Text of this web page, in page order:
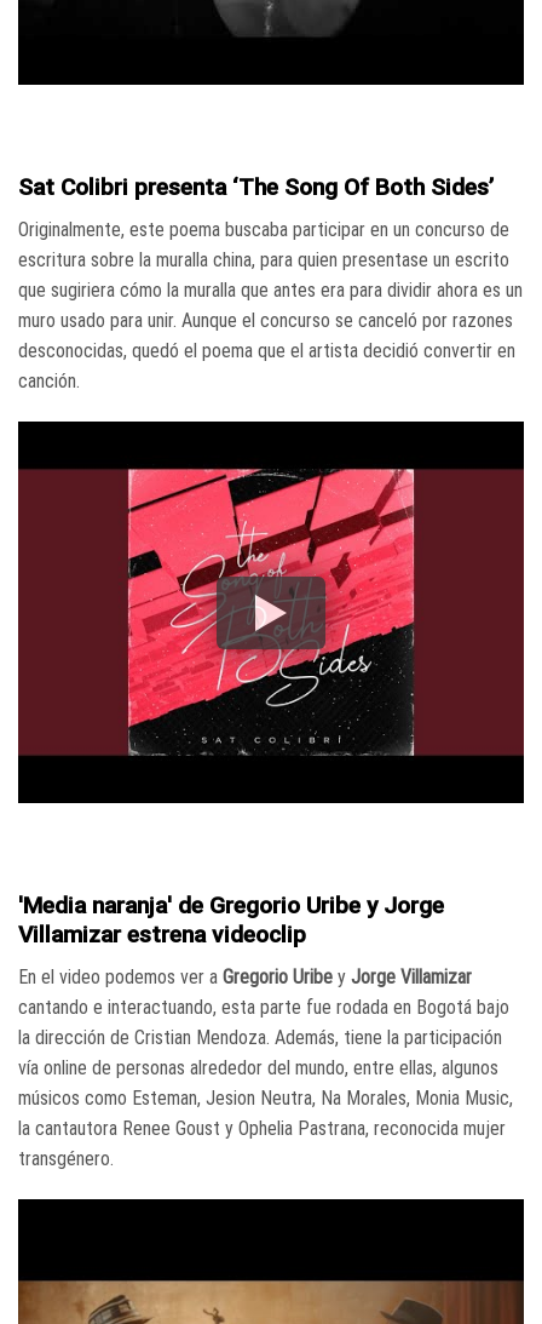
Sat Colibri presenta ‘The Song Of Both Sides’
Originalmente, este poema buscaba participar en un concurso de
escritura sobre la muralla china, para quien presentase un escrito
que sugiriera cómo la muralla que antes era para dividir ahora es un
muro usado para unir. Aunque el concurso se canceló por razones
desconocidas, quedó el poema que el artista decidió convertir en
canción.
'Media naranja' de Gregorio Uribe y Jorge
Villamizar estrena videoclip
En el video podemos ver a Gregorio Uribe y Jorge Villamizar
cantando e interactuando, esta parte fue rodada en Bogotá bajo
la dirección de Cristian Mendoza. Además, tiene la participación
vía online de personas alrededor del mundo, entre ellas, algunos
músicos como Esteman, Jesion Neutra, Na Morales, Monia Music,
la cantautora Renee Goust y Ophelia Pastrana, reconocida mujer
transgénero.